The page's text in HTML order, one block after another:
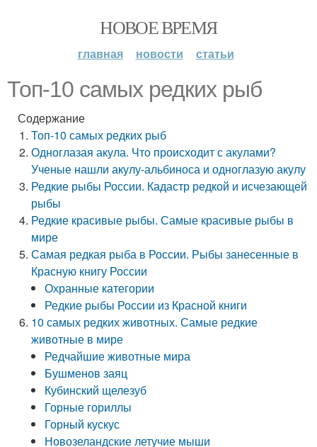
НОВОЕ ВРЕМЯ
главная новости статьи
Топ-10 самых редких рыб
Содержание
Топ-10 самых редких рыб
Одноглазая акула. Что происходит с акулами?
Ученые нашли акулу-альбиноса и одноглазую акулу
Редкие рыбы России. Кадастр редкой и исчезающей
рыбы
Редкие красивые рыбы. Самые красивые рыбы в
мире
Самая редкая рыба в России. Рыбы занесенные в
Красную книгу России
Охранные категории
Редкие рыбы России из Красной книги
10 самых редких животных. Самые редкие
животные в мире
Редчайшие животные мира
Бушменов заяц
Кубинский щелезуб
Горные гориллы
Горный кускус
Новозеландские летучие мыши